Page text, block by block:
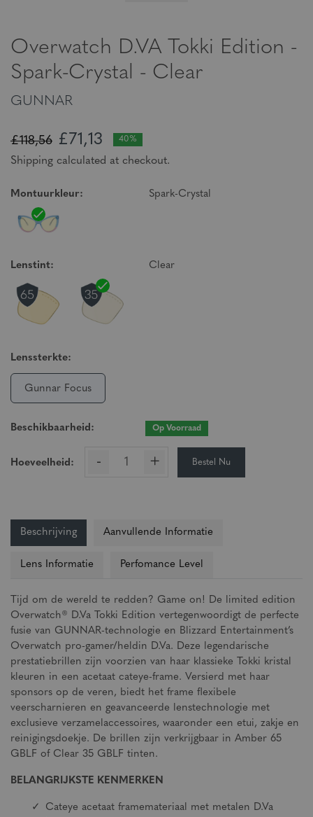
Overwatch D.VA Tokki Edition -
Spark-Crystal - Clear
GUNNAR
£118,56 £71,13 40%
Shipping calculated at checkout.
Montuurkleur: Spark-Crystal
Lenstint: Clear
Lenssterkte:
Gunnar Focus
Beschikbaarheid: Op Voorraad
Hoeveelheid: - + Bestel Nu
Beschrijving Aanvullende Informatie
Lens Informatie Perfomance Level
Tijd om de wereld te redden? Game on! De limited edition
Overwatch® D.Va Tokki Edition vertegenwoordigt de perfecte
fusie van GUNNAR-technologie en Blizzard Entertainment’s
Overwatch pro-gamer/heldin D.Va. Deze legendarische
prestatiebrillen zijn voorzien van haar klassieke Tokki kristal
kleuren in een acetaat cateye-frame. Versierd met haar
sponsors op de veren, biedt het frame flexibele
veerscharnieren en geavanceerde lenstechnologie met
exclusieve verzamelaccessoires, waaronder een etui, zakje en
reinigingsdoekje. De brillen zijn verkrijgbaar in Amber 65
GBLF of Clear 35 GBLF tinten.
BELANGRIJKSTE KENMERKEN
Cateye acetaat framemateriaal met metalen D.Va